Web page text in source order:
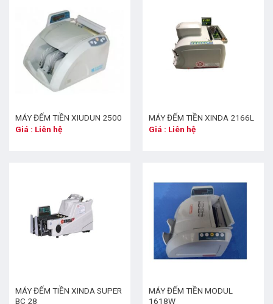
MÁY ĐẾM TIỀN XIUDUN 2500
Giá : Liên hệ
MÁY ĐẾM TIỀN XINDA 2166L
Giá : Liên hệ
MÁY ĐẾM TIỀN XINDA SUPER
BC 28
MÁY ĐẾM TIỀN MODUL
1618W